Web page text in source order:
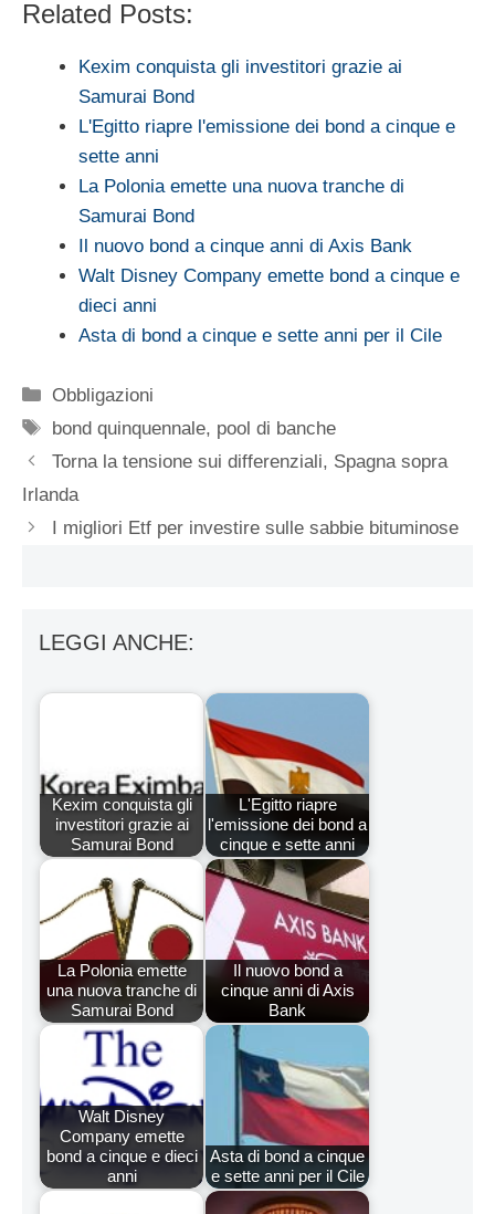
Related Posts:
Kexim conquista gli investitori grazie ai
Samurai Bond
L'Egitto riapre l'emissione dei bond a cinque e
sette anni
La Polonia emette una nuova tranche di
Samurai Bond
Il nuovo bond a cinque anni di Axis Bank
Walt Disney Company emette bond a cinque e
dieci anni
Asta di bond a cinque e sette anni per il Cile
Categorie
Obbligazioni
Tag
bond quinquennale, pool di banche
Torna la tensione sui differenziali, Spagna sopra
Irlanda
I migliori Etf per investire sulle sabbie bituminose
LEGGI ANCHE:
Kexim conquista gli
investitori grazie ai
Samurai Bond
L'Egitto riapre
l'emissione dei bond a
cinque e sette anni
La Polonia emette
una nuova tranche di
Samurai Bond
Il nuovo bond a
cinque anni di Axis
Bank
Walt Disney
Company emette
bond a cinque e dieci
anni
Asta di bond a cinque
e sette anni per il Cile